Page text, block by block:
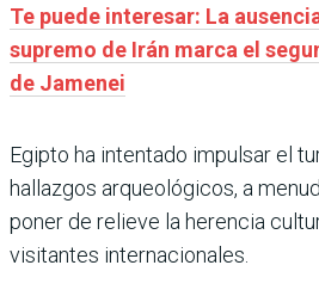
Te puede interesar: La
supremo de Irán marca el
de Jamenei
Egipto ha intentado impulsar el
hallazgos arqueológicos, a
poner de relieve la herencia
visitantes internacionales.